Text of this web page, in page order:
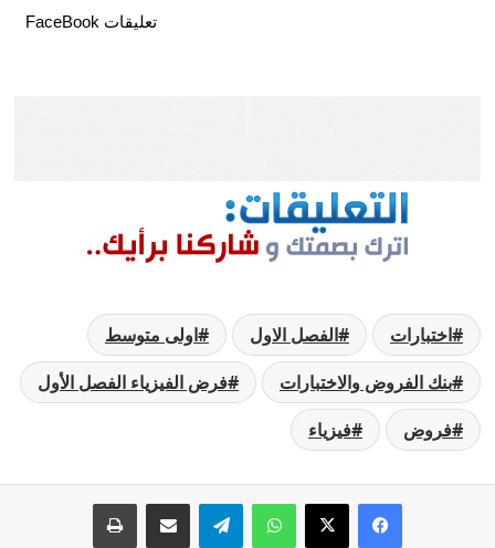
تعليقات FaceBook
اختبارات الفصل الاول
اولى متوسط
بنك الفروض والاختبارات
فرض الفيزياء الفصل الأول
فروض
فيزياء
فيسبوك
‫X واتسابتيلقراممشاركة عبر البريد طباعة